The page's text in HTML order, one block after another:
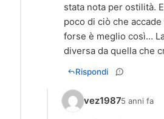
stata nota per ostilità.
poco di ciò che
forse è meglio così…
diversa da quella che
Rispondi
vez19875 anni fa